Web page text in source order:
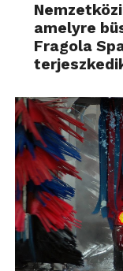
amelyre
Fragola